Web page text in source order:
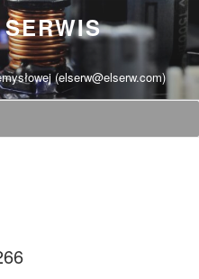
(elserw@elserw.com)